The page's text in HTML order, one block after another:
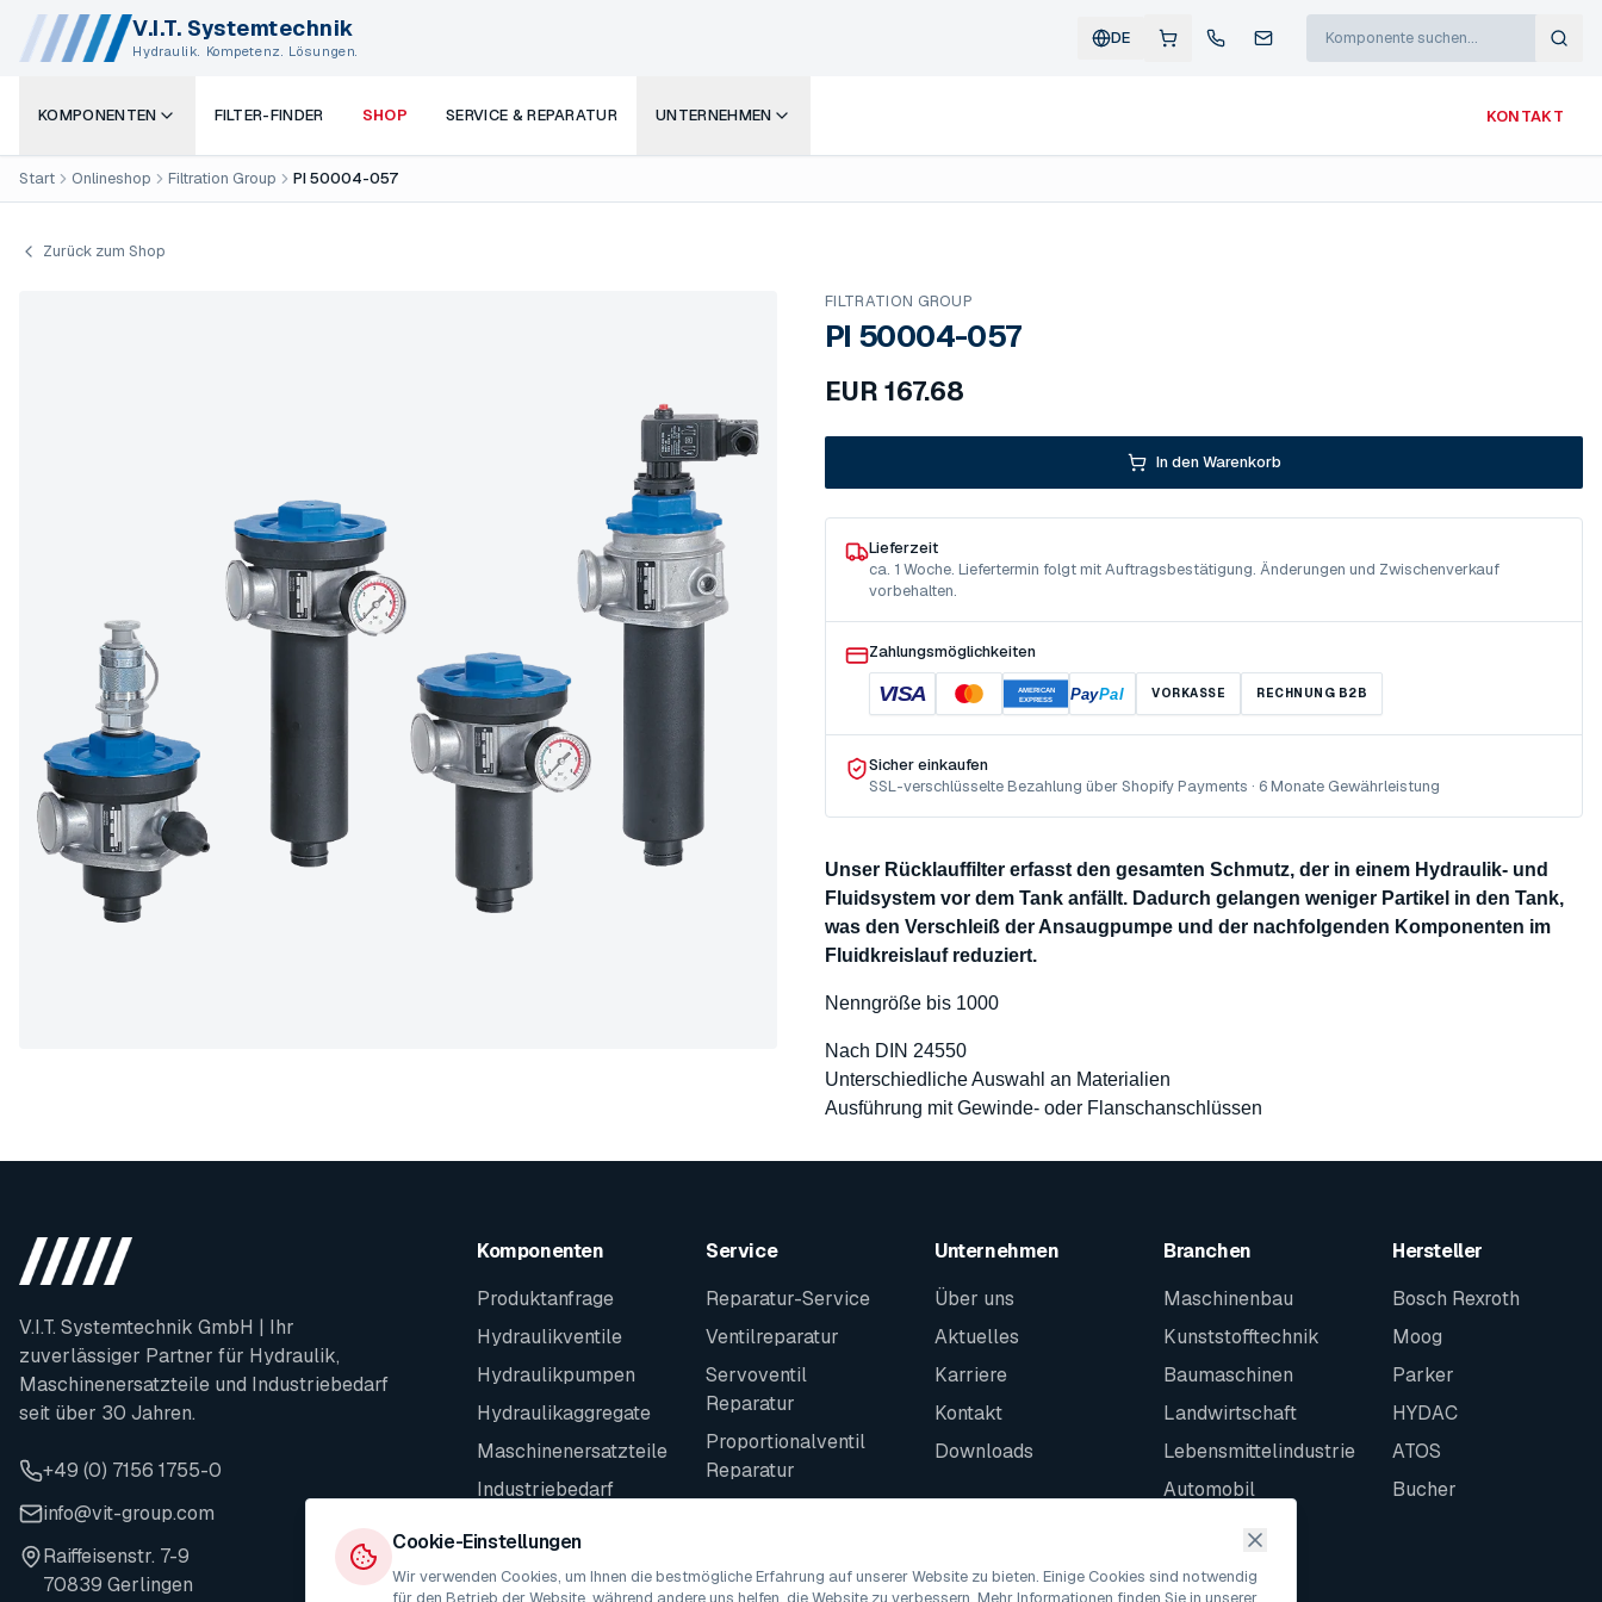
V.I.T. Systemtechnik
Hydraulik. Kompetenz. Lösungen.
DE
KOMPONENTEN FILTER-FINDER SHOP SERVICE & REPARATUR UNTERNEHMEN KONTAKT
Start Onlineshop Filtration Group PI 50004-057
Zurück zum Shop
FILTRATION GROUP
PI 50004-057
EUR 167.68
In den Warenkorb
Lieferzeit
ca. 1 Woche. Liefertermin folgt mit Auftragsbestätigung. Änderungen und Zwischenverkauf
vorbehalten.
Zahlungsmöglichkeiten
VISA
AMERICAN
EXPRESS
PayPal VORKASSE RECHNUNG B2B
Sicher einkaufen
SSL-verschlüsselte Bezahlung über Shopify Payments · 6 Monate Gewährleistung
Unser Rücklauffilter erfasst den gesamten Schmutz, der in einem Hydraulik- und
Fluidsystem vor dem Tank anfällt. Dadurch gelangen weniger Partikel in den Tank,
was den Verschleiß der Ansaugpumpe und der nachfolgenden Komponenten im
Fluidkreislauf reduziert.
Nenngröße bis 1000
Nach DIN 24550
Unterschiedliche Auswahl an Materialien
Ausführung mit Gewinde- oder Flanschanschlüssen
V.I.T. Systemtechnik GmbH | Ihr
zuverlässiger Partner für Hydraulik,
Maschinenersatzteile und Industriebedarf
seit über 30 Jahren.
+49 (0) 7156 1755-0
info@vit-group.com
Raiffeisenstr. 7-9
70839 Gerlingen
Komponenten
Produktanfrage
Hydraulikventile
Hydraulikpumpen
Hydraulikaggregate
Maschinenersatzteile
Industriebedarf
Service
Reparatur-Service
Ventilreparatur
Servoventil
Reparatur
Proportionalventil
Reparatur
Unternehmen
Über uns
Aktuelles
Karriere
Kontakt
Downloads
Branchen
Maschinenbau
Kunststofftechnik
Baumaschinen
Landwirtschaft
Lebensmittelindustrie
Automobil
Intralogistik
Hersteller
Bosch Rexroth
Moog
Parker
HYDAC
ATOS
Bucher
Cookie-Einstellungen
Wir verwenden Cookies, um Ihnen die bestmögliche Erfahrung auf unserer Website zu bieten. Einige Cookies sind notwendig
für den Betrieb der Website, während andere uns helfen, die Website zu verbessern. Mehr Informationen finden Sie in unserer